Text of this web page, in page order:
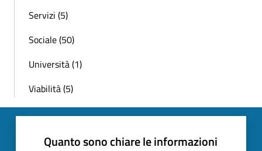
Servizi (5)
Sociale (50)
Università (1)
Viabilità (5)
Quanto sono chiare le informazioni